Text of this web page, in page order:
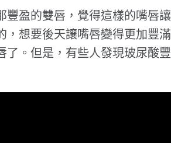
盈的雙唇，覺得這樣的嘴唇
，想要後天讓嘴唇變得更加豐
了。但是，有些人發現玻尿酸